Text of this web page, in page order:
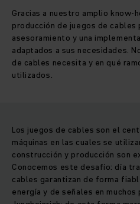
Gracias a nuestro amplio know-
producción de juegos de cables
asesoramiento y una
adaptados a sus necesidades.
de cables necesita y en qué
utilizados.
Los juegos de cables son el
máquinas en las cuales se
construcción y producción son
Conocemos este desafío: día
cables garantizan de forma
energía y de señales en